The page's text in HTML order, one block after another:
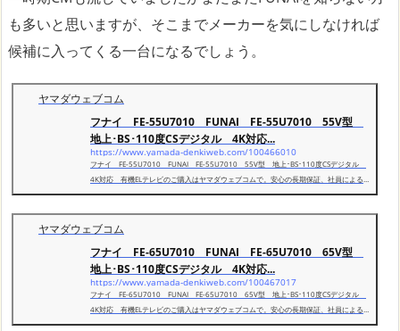
も多いと思いますが、そこまでメーカーを気にしなければ
候補に入ってくる一台になるでしょう。
ヤマダウェブコム
フナイ FE-55U7010 FUNAI FE-55U7010 55V型
地上･BS･110度CSデジタル 4K対応...
https://www.yamada-denkiweb.com/100466010
フナイ FE-55U7010 FUNAI FE-55U7010 55V型 地上･BS･110度CSデジタル
4K対応 有機ELテレビのご購入はヤマダウェブコムで。安心の長期保証、社員による
即日・翌日お届け、店舗での受取りなど、全国展開ならではのサービスが満載！
ヤマダウェブコム
フナイ FE-65U7010 FUNAI FE-65U7010 65V型
地上･BS･110度CSデジタル 4K対応...
https://www.yamada-denkiweb.com/100467017
フナイ FE-65U7010 FUNAI FE-65U7010 65V型 地上･BS･110度CSデジタル
4K対応 有機ELテレビのご購入はヤマダウェブコムで。安心の長期保証、社員による
即日・翌日お届け、店舗での受取りなど、全国展開ならではのサービスが満載！